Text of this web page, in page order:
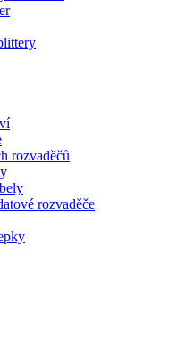
rozvaděčů
rozvaděče